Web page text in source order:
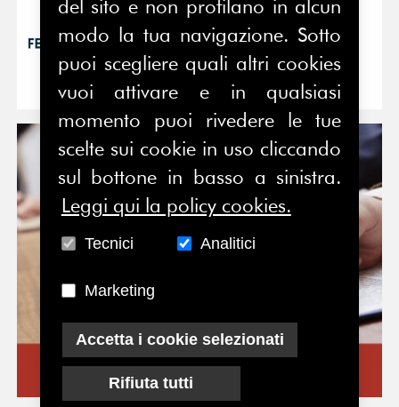
04/05/2026
InspiringPR 2026 si
avvicina: aperte le
del sito e non profilano in alcun
modo la tua navigazione. Sotto
puoi scegliere quali altri cookies
vuoi attivare e in qualsiasi
momento puoi rivedere le tue
scelte sui cookie in uso cliccando
sul bottone in basso a sinistra.
Leggi qui la policy cookies.
Tecnici Analitici
Marketing
Accetta i cookie selezionati
Rifiuta tutti